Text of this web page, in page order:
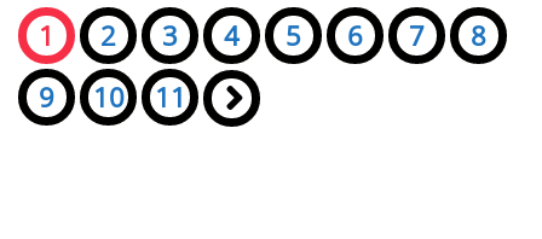
Seiten:
1 2 3 4 5 6 7
8
9
10 11 »